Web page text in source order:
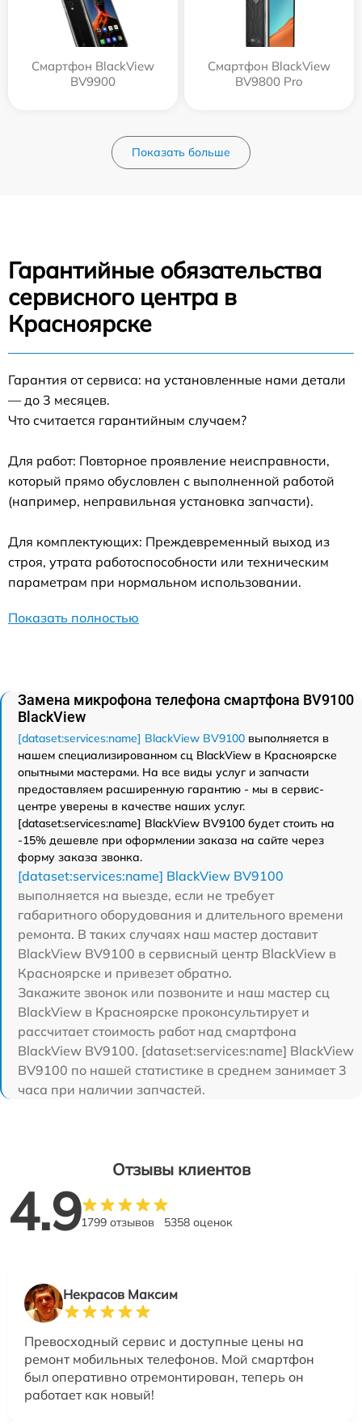
Смартфон BlackView
BV9900
Смартфон BlackView
BV9800 Pro
Показать больше
Гарантийные обязательства
сервисного центра в
Красноярске
Гарантия от сервиса: на установленные нами детали
— до 3 месяцев.
Что считается гарантийным случаем?
Для работ: Повторное проявление неисправности,
который прямо обусловлен с выполненной работой
(например, неправильная установка запчасти).
Для комплектующих: Преждевременный выход из
строя, утрата работоспособности или техническим
параметрам при нормальном использовании.
Показать полностью
Замена микрофона телефона смартфона BV9100
BlackView
[dataset:services:name] BlackView BV9100 выполняется в
нашем специализированном сц BlackView в Красноярске
опытными мастерами. На все виды услуг и запчасти
предоставляем расширенную гарантию - мы в сервис-
центре уверены в качестве наших услуг.
[dataset:services:name] BlackView BV9100 будет стоить на
-15% дешевле при оформлении заказа на сайте через
форму заказа звонка.
[dataset:services:name] BlackView BV9100
выполняется на выезде, если не требует
габаритного оборудования и длительного времени
ремонта. В таких случаях наш мастер доставит
BlackView BV9100 в сервисный центр BlackView в
Красноярске и привезет обратно.
Закажите звонок или позвоните и наш мастер сц
BlackView в Красноярске проконсультирует и
рассчитает стоимость работ над смартфона
BlackView BV9100. [dataset:services:name] BlackView
BV9100 по нашей статистике в среднем занимает 3
часа при наличии запчастей.
Отзывы клиентов
4.91799 отзывов 5358 оценок
Некрасов Максим
Превосходный сервис и доступные цены на
ремонт мобильных телефонов. Мой смартфон
был оперативно отремонтирован, теперь он
работает как новый!